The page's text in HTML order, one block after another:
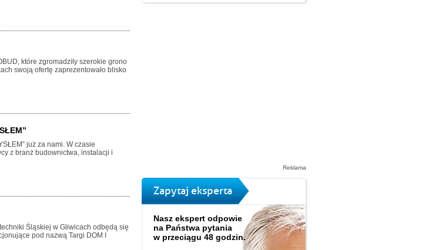
które zgromadziły szerokie grono
swoją ofertę zaprezentowało blisko
już za nami. W czasie
z branż budownictwa, instalacji i
Śląskiej w Gliwicach odbędą się
pod nazwą Targi DOM I
Reklama
Zapytaj eksperta
Nasz ekspert odpowie
na Państwa pytania
w przeciągu 48 godzin.